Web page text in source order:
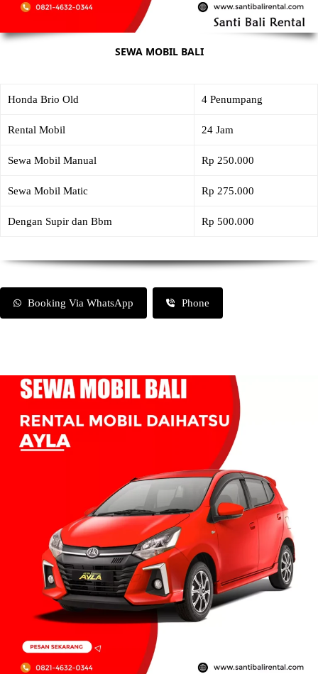
SEWA MOBIL BALI
Honda Brio Old 4 Penumpang
Rental Mobil 24 Jam
Sewa Mobil Manual Rp 250.000
Sewa Mobil Matic Rp 275.000
Dengan Supir dan Bbm Rp 500.000
Booking Via WhatsApp Phone